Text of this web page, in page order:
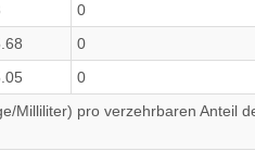
0
0
0
Milliliter) pro verzehrbaren Anteil